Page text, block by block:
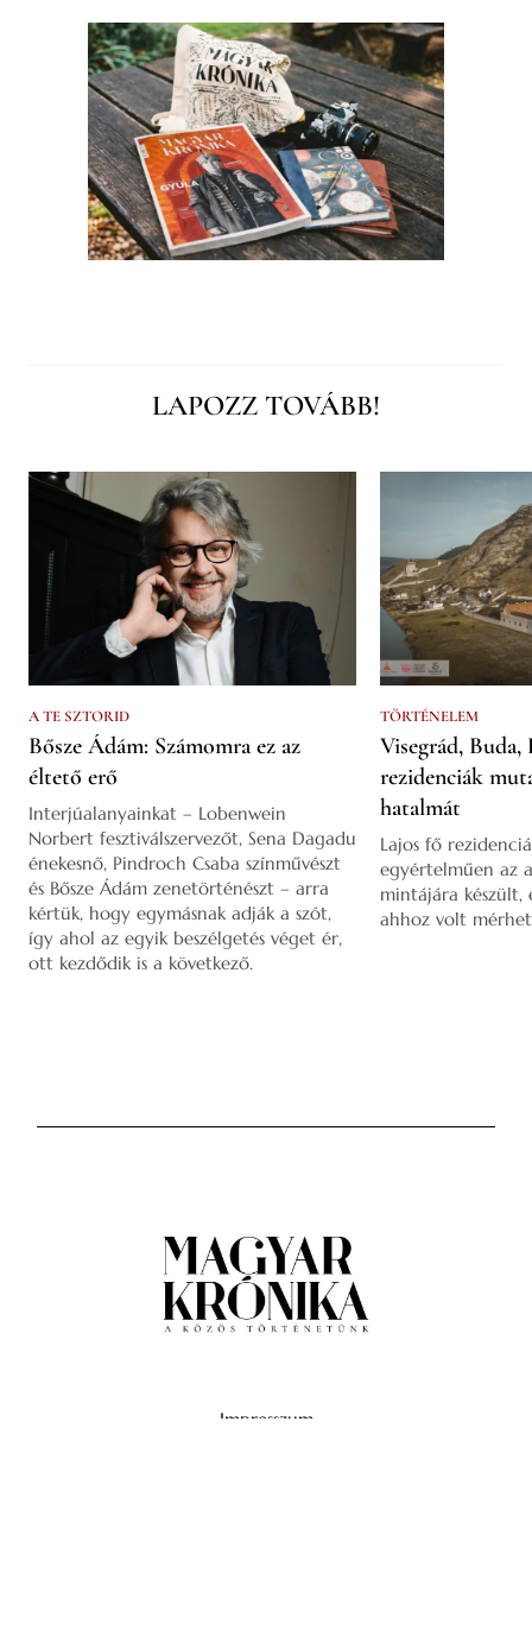
LAPOZZ TOVÁBB!
A TE SZTORID
Bősze Ádám: Számomra ez az
éltető erő
Interjúalanyainkat – Lobenwein
Norbert fesztiválszervezőt, Sena Dagadu
énekesnő, Pindroch Csaba színművészt
és Bősze Ádám zenetörténészt – arra
kértük, hogy egymásnak adják a szót,
így ahol az egyik beszélgetés véget ér,
ott kezdődik is a következő.
TÖRTÉNELEM
Visegrád,
rezidenciák
hatalmát
Lajos fő
egyértelműen az
mintájára készült,
ahhoz volt
Impresszum